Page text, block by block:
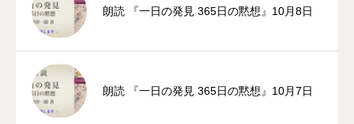
朗読 『一日の発見 365日の黙想』10月8日
朗読 『一日の発見 365日の黙想』10月7日